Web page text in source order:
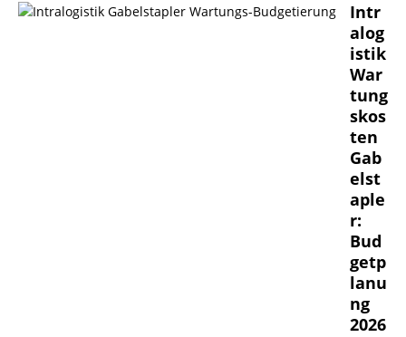
Intr
alog
istik
War
tung
skos
ten
Gab
elst
aple
r:
Bud
getp
lanu
ng
2026